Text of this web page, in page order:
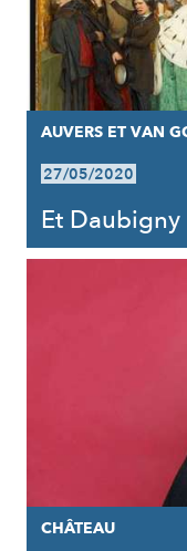
AUVERS ET VAN
27/05/2020
Et
CHÂTEAU